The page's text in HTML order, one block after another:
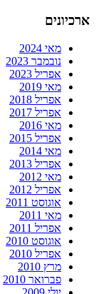
ארכיונים
מאי 2024
נובמבר 2023
אפריל 2023
מאי 2019
אפריל 2018
אפריל 2017
מאי 2016
אפריל 2015
מאי 2014
אפריל 2013
מאי 2012
אפריל 2012
אוגוסט 2011
מאי 2011
אפריל 2011
אוגוסט 2010
אפריל 2010
מרץ 2010
פברואר 2010